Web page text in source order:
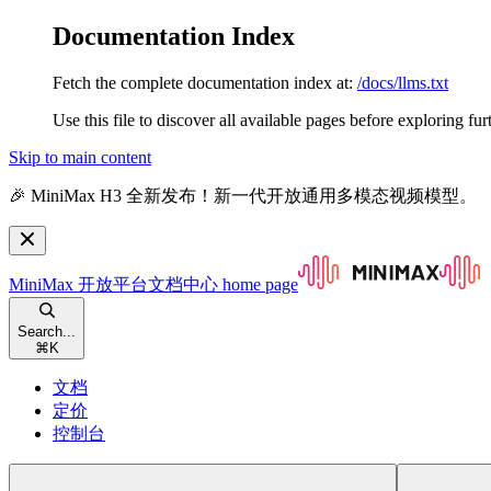
Documentation Index
Fetch the complete documentation index at: /docs/llms.txt
Use this file to discover all available pages before exploring
Skip to main content
🎉 MiniMax H3 全新发布！新一代开放通用多模态视频模型。
MiniMax 开放平台文档中心 home page
Search...
⌘ K
文档
定价
控制台